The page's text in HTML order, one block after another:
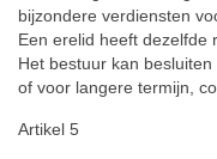
bijzondere verdiensten
Een erelid heeft dezelfde
Het bestuur kan
of voor langere termijn,
Artikel 5